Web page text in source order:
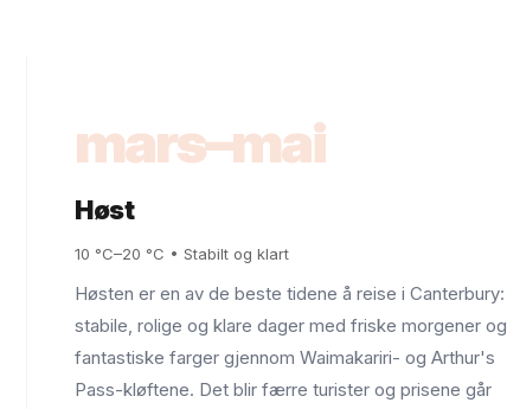
mars–mai
Høst
10 °C–20 °C • Stabilt og klart
Høsten er en av de beste tidene å reise i Canterbury:
stabile, rolige og klare dager med friske morgener og
fantastiske farger gjennom Waimakariri- og Arthur's
Pass-kløftene. Det blir færre turister og prisene går